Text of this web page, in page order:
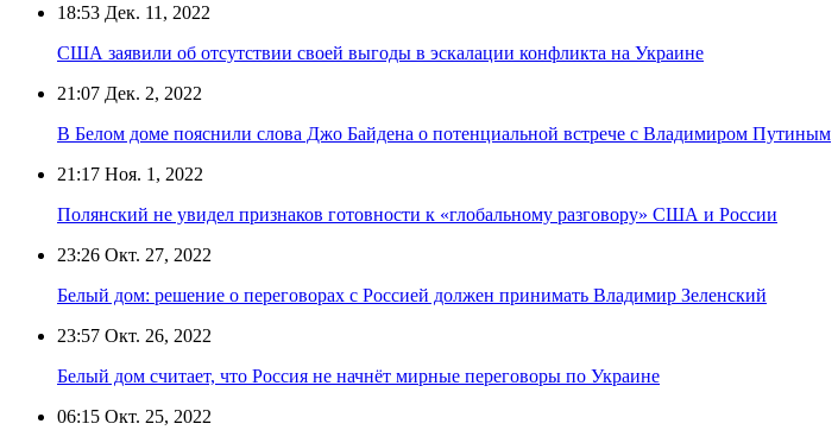
18:53 Дек. 11, 2022
США заявили об отсутствии своей выгоды в эскалации конфликта на Украине
21:07 Дек. 2, 2022
В Белом доме пояснили слова Джо Байдена о потенциальной встрече с Владимиром Путиным
21:17 Ноя. 1, 2022
Полянский не увидел признаков готовности к «глобальному разговору» США и России
23:26 Окт. 27, 2022
Белый дом: решение о переговорах с Россией должен принимать Владимир Зеленский
23:57 Окт. 26, 2022
Белый дом считает, что Россия не начнёт мирные переговоры по Украине
06:15 Окт. 25, 2022